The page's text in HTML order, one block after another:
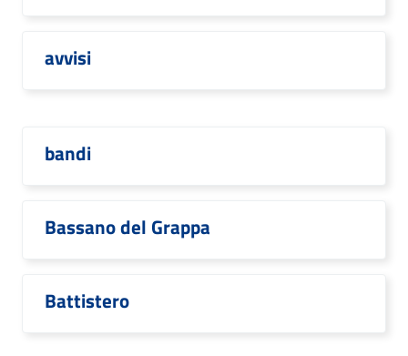
avvisi
bandi
Bassano del Grappa
Battistero